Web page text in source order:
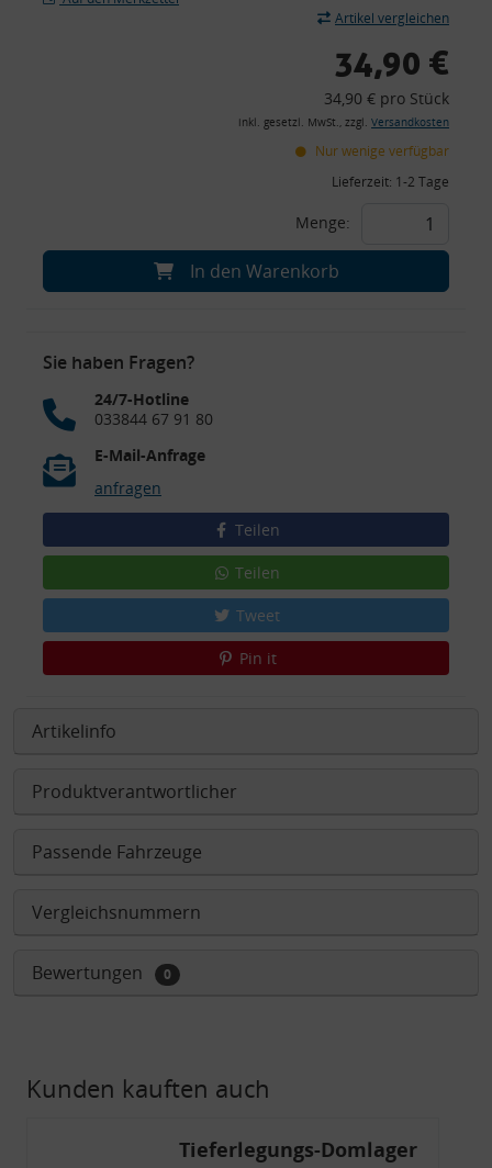
Artikel vergleichen
34,90 €
34,90 € pro Stück
inkl. gesetzl. MwSt., zzgl. Versandkosten
Nur wenige verfügbar
Lieferzeit: 1-2 Tage
Menge:
In den Warenkorb
Sie haben Fragen?
24/7-Hotline
033844 67 91 80
E-Mail-Anfrage
anfragen
Teilen
Teilen
Tweet
Pin it
Artikelinfo
Produktverantwortlicher
Passende Fahrzeuge
Vergleichsnummern
Bewertungen 0
Kunden kauften auch
Tieferlegungs-Domlager